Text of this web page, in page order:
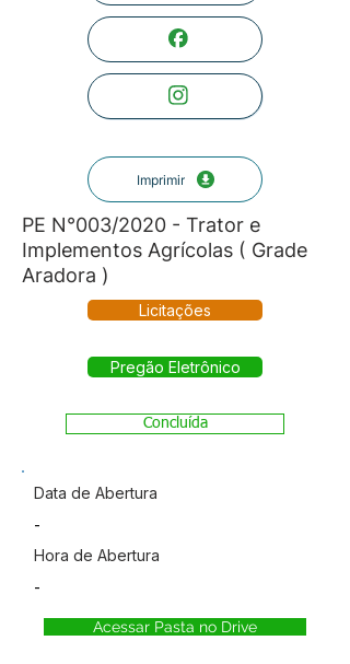
Imprimir
PE N°003/2020 - Trator e
Implementos Agrícolas ( Grade
Aradora )
Licitações
Pregão Eletrônico
Concluída
Data de Abertura
-
Hora de Abertura
-
Acessar Pasta no Drive